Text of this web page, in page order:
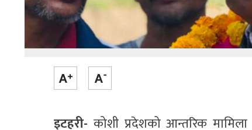
इटहरी- कोशी प्रदेशको आन्तरिक